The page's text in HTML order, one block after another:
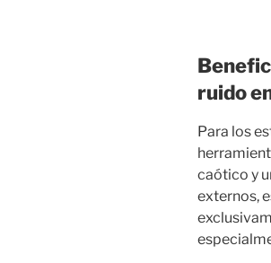
ruido
Para los
caótico y
externos,